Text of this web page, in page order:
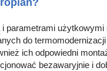
i parametrami użytkowymi
do
ich odpowiedni
bezawaryjnie i